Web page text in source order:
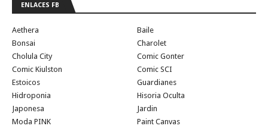
ENLACES FB
Aethera
Baile
Bonsai
Charolet
Cholula City
Comic Gonter
Comic Kiulston
Comic SCI
Estoicos
Guardianes
Hidroponia
Hisoria Oculta
Japonesa
Jardin
Moda PINK
Paint Canvas